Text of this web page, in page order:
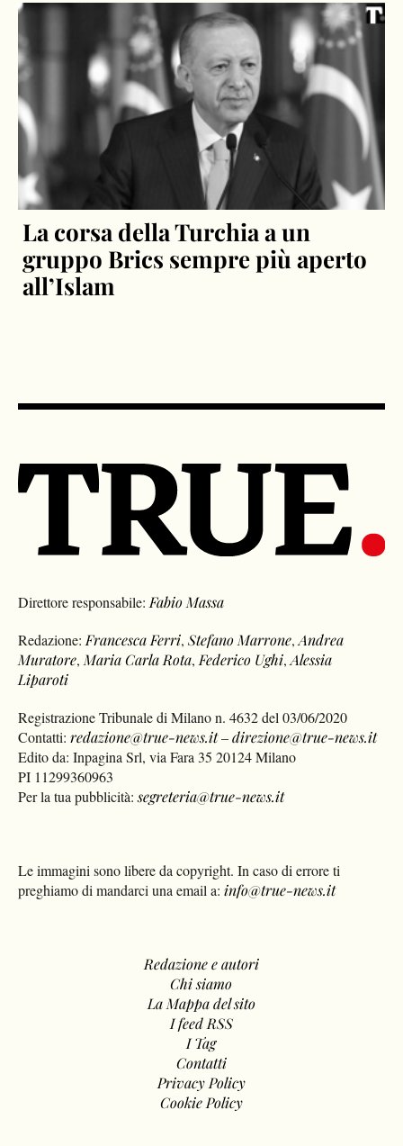
La corsa della Turchia a un
gruppo Brics sempre più aperto
all’Islam
Direttore responsabile: Fabio Massa
Redazione: Francesca Ferri,Stefano Marrone,Andrea
Muratore, Maria Carla Rota, Federico Ughi,Alessia
Liparoti
Registrazione Tribunale di Milano n. 4632 del 03/06/2020
Contatti:redazione@true-news.it–direzione@true-news.it
Edito da: Inpagina Srl, via Fara 35 20124 Milano
PI 11299360963
Per la tua pubblicità:segreteria@true-news.it
Le immagini sono libere da copyright. In caso di errore ti
preghiamo di mandarci una email a: info@true-news.it
Redazione e autori
Chi siamo
La Mappa del sito
I feed RSS
I Tag
Contatti
Privacy Policy
Cookie Policy